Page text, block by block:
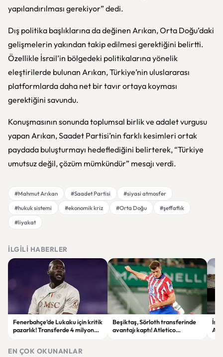
yapılandırılması gerekiyor” dedi.
Dış politika başlıklarına da değinen Arıkan, Orta Doğu’daki
gelişmelerin yakından takip edilmesi gerektiğini belirtti.
Özellikle İsrail’in bölgedeki politikalarına yönelik
eleştirilerde bulunan Arıkan, Türkiye’nin uluslararası
platformlarda daha net bir tavır ortaya koyması
gerektiğini savundu.
Konuşmasının sonunda toplumsal birlik ve adalet vurgusu
yapan Arıkan, Saadet Partisi’nin farklı kesimleri ortak
paydada buluşturmayı hedeflediğini belirterek, “Türkiye
umutsuz değil, çözüm mümkündür” mesajı verdi.
#Mahmut Arıkan #Saadet Partisi
#siyasi atmosfer
#hukuk sistemi
#ekonomik kriz #Orta Doğu
#şeffaflık
#liyakat
İLGILI HABERLER
Fenerbahçe’de Lukaku için kritik
pazarlık! Transferde 4 milyon
Beşiktaş, Sörloth transferinde
avantajı kaptı! Atletico
EN ÇOK OKUNANLAR